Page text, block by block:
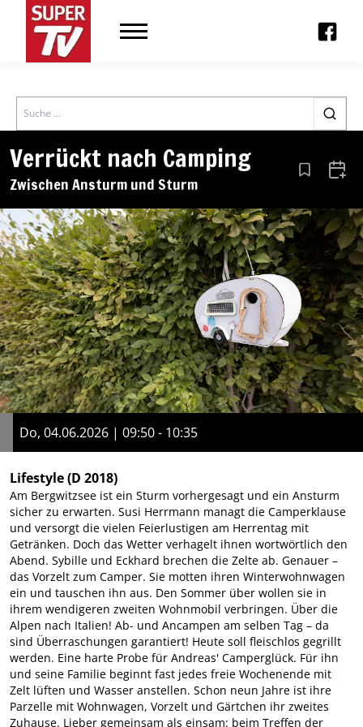
Search
Verrückt nach Camping
Zwischen Ansturm und Sturm Aus den
Do, 04.06.2026 | 09:50 - 10:35
Lifestyle(D 2018)
Am Bergwitzsee ist ein Sturm vorhergesagt und ein Ansturm
sicher zu erwarten. Susi Herrmann managt die Camperklause
und versorgt die vielen Feierlustigen am Herrentag mit
Getränken. Doch das Wetter verhagelt ihnen wortwörtlich den
Abend. Sybille und Eckhard brechen die Zelte ab. Genauer –
das Vorzelt zum Camper. Sie motten ihren Winterwohnwagen
ein und tauschen ihn aus. Den Sommer über wollen sie in
ihrem wendigeren zweiten Wohnmobil verbringen. Über die
Alpen nach Italien! Ab- und Ancampen am selben Tag – da
sind Überraschungen garantiert! Heute soll fleischlos gegrillt
werden. Eine harte Probe für Andreas' Camperglück. Für ihn
und seine Familie beginnt fast jedes freie Wochenende mit
Zelt lüften und Wasser anstellen. Schon neun Jahre ist ihre
Parzelle mit Wohnwagen, Vorzelt und Gärtchen ihr zweites
Zuhause. Lieber gemeinsam als einsam: beim Treffen der